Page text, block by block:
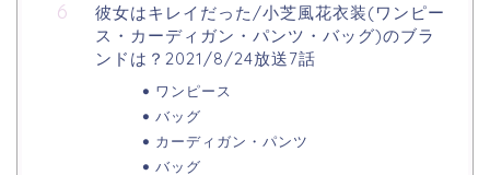
彼女はキレイだった/小芝風花衣装(ワンピー
ス・カーディガン・パンツ・バッグ)のブラ
ンドは？2021/8/24放送7話
ワンピース
バッグ
カーディガン・パンツ
バッグ